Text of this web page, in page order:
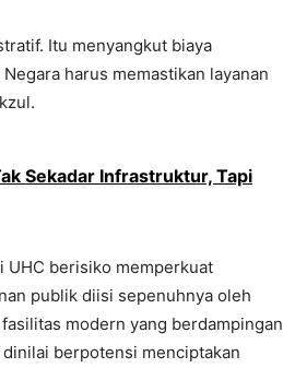
Itu menyangkut biaya
harus memastikan layanan
Sekadar Infrastruktur, Tapi
UHC berisiko memperkuat
publik diisi sepenuhnya oleh
modern yang berdampingan
berpotensi menciptakan